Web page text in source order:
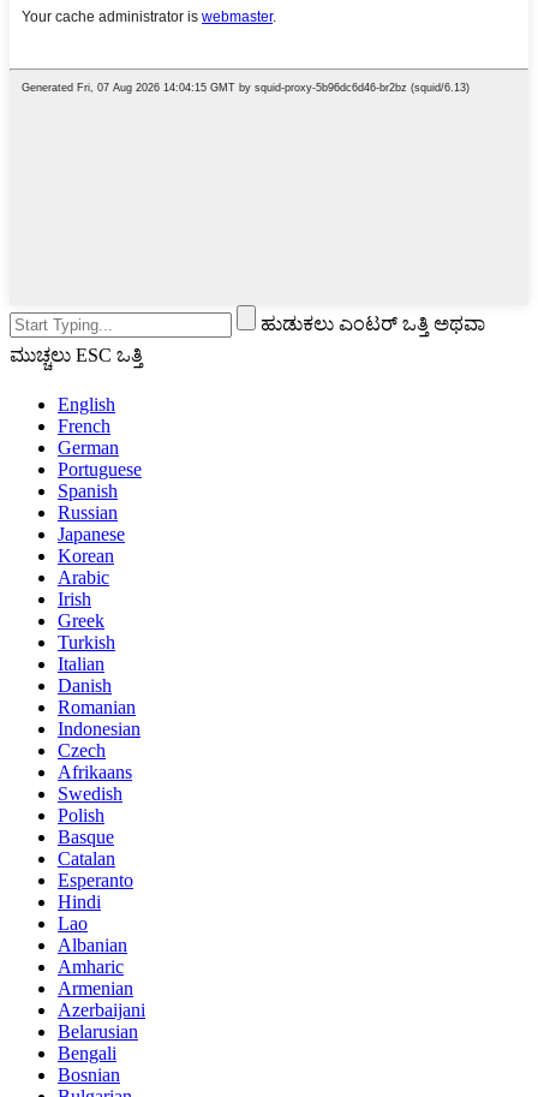
ಹುಡುಕಲು ಎಂಟರ್ ಒತ್ತಿ ಅಥವಾ
ಮುಚ್ಚಲು ESC ಒತ್ತಿ
English
French
German
Portuguese
Spanish
Russian
Japanese
Korean
Arabic
Irish
Greek
Turkish
Italian
Danish
Romanian
Indonesian
Czech
Afrikaans
Swedish
Polish
Basque
Catalan
Esperanto
Hindi
Lao
Albanian
Amharic
Armenian
Azerbaijani
Belarusian
Bengali
Bosnian